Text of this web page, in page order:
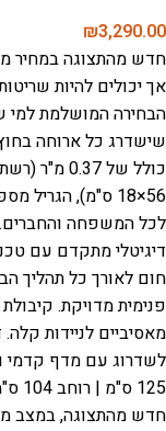
₪3,290.00
חדש מהתצוגה במחיר
אך יכולים להיות
הבחירה המושלמת למי
שישדרג כל ארוחה
56×18 ס"מ),
לכל המשפחה והחברים.
חום לאורך כל תהליך
פנימית מדויקת. קיבולת
מאסיביים לניידות קלה.
לשדרוג עם מדף קדמי
125 ס"מ | רוחב 104 ס"מ | עומק 69 ס"מ | משקל 47 ק"ג.
חדש מהתצוגה, במצב